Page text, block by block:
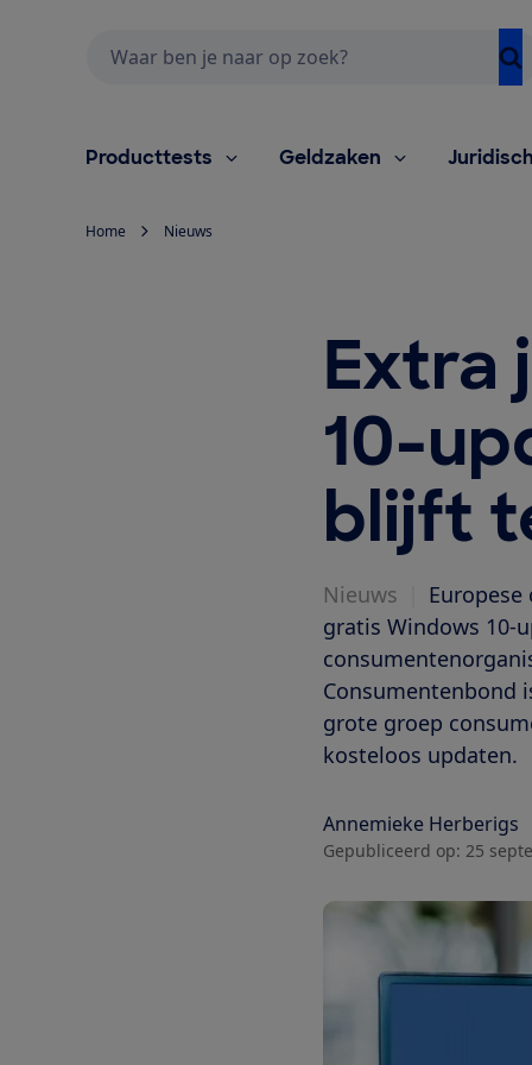
Producttests Geldzaken
Home Nieuws
Extra
10-
blijft
Nieuws
gratis Windows 10-
Consumentenbond
grote groep
kosteloos updaten.
Annemieke Herberigs
Gepubliceerd op: 25